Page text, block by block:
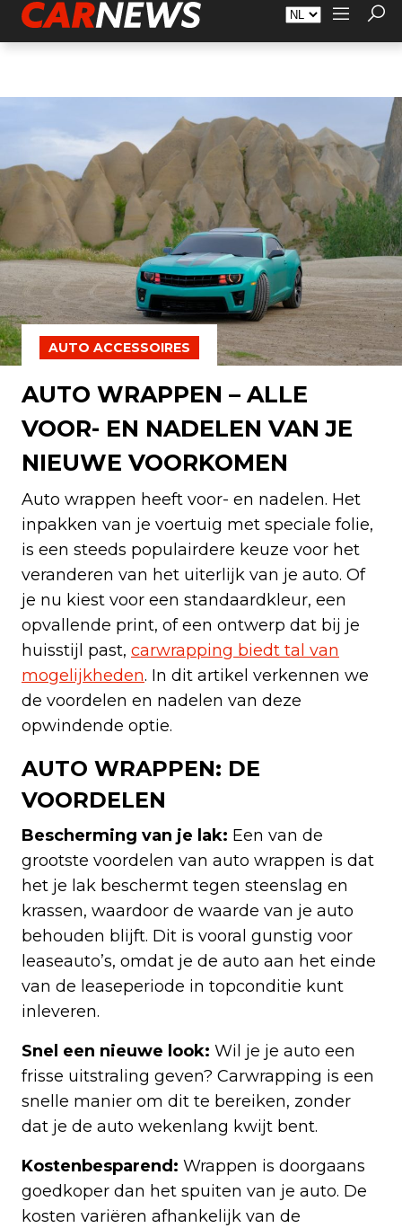
Adverteren Over Carnews.nl Contact
AUTO ACCESSOIRES
AUTO WRAPPEN – ALLE
VOOR- EN NADELEN VAN JE
NIEUWE VOORKOMEN
Auto wrappen heeft voor- en nadelen. Het
inpakken van je voertuig met speciale folie,
is een steeds populairdere keuze voor het
veranderen van het uiterlijk van je auto. Of
je nu kiest voor een standaardkleur, een
opvallende print, of een ontwerp dat bij je
huisstijl past, carwrapping biedt tal van
mogelijkheden. In dit artikel verkennen we
de voordelen en nadelen van deze
opwindende optie.
AUTO WRAPPEN: DE
VOORDELEN
Bescherming van je lak: Een van de
grootste voordelen van auto wrappen is dat
het je lak beschermt tegen steenslag en
krassen, waardoor de waarde van je auto
behouden blijft. Dit is vooral gunstig voor
leaseauto’s, omdat je de auto aan het einde
van de leaseperiode in topconditie kunt
inleveren.
Snel een nieuwe look: Wil je je auto een
frisse uitstraling geven? Carwrapping is een
snelle manier om dit te bereiken, zonder
dat je de auto wekenlang kwijt bent.
Kostenbesparend: Wrappen is doorgaans
goedkoper dan het spuiten van je auto. De
kosten variëren afhankelijk van de